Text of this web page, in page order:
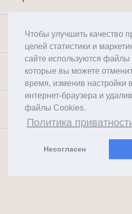
Чтобы улучшить качество
целей статистики и
сайте используются файлы
которые вы можете
время, изменив настройки
интернет-браузера и
файлы Cookies.
Политика
Несогласен
Арт. 491 100%
Перкаль 100%
Сатин 100%